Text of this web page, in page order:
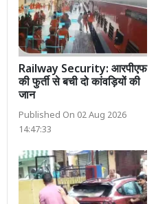
Railway Security: आरपीएफ
की फुर्ती से बची दो कांवड़ियों की
जान
Published On 02 Aug 2026
14:47:33